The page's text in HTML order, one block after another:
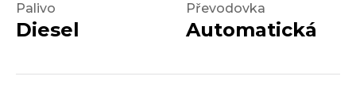
Palivo
Diesel
Převodovka
Automatická